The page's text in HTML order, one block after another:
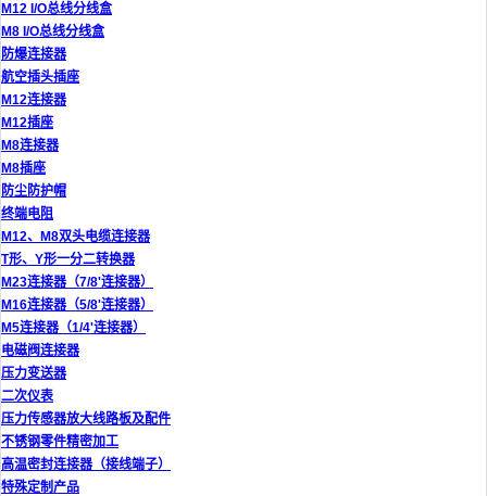
M12 I/O总线分线盒
M8 I/O总线分线盒
防爆连接器
航空插头插座
M12连接器
M12插座
M8连接器
M8插座
防尘防护帽
终端电阻
M12、M8双头电缆连接器
T形、Y形一分二转换器
M23连接器（7/8'连接器）
M16连接器（5/8'连接器）
M5连接器（1/4'连接器）
电磁阀连接器
压力变送器
二次仪表
压力传感器放大线路板及配件
不锈钢零件精密加工
高温密封连接器（接线端子）
特殊定制产品